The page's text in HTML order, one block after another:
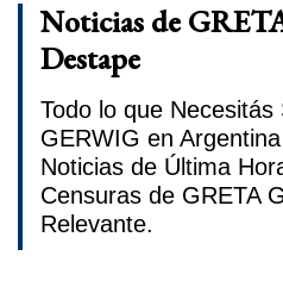
Noticias de
Destape
Todo lo que
GERWIG en
Noticias de Última
Censuras de GRETA
Relevante.